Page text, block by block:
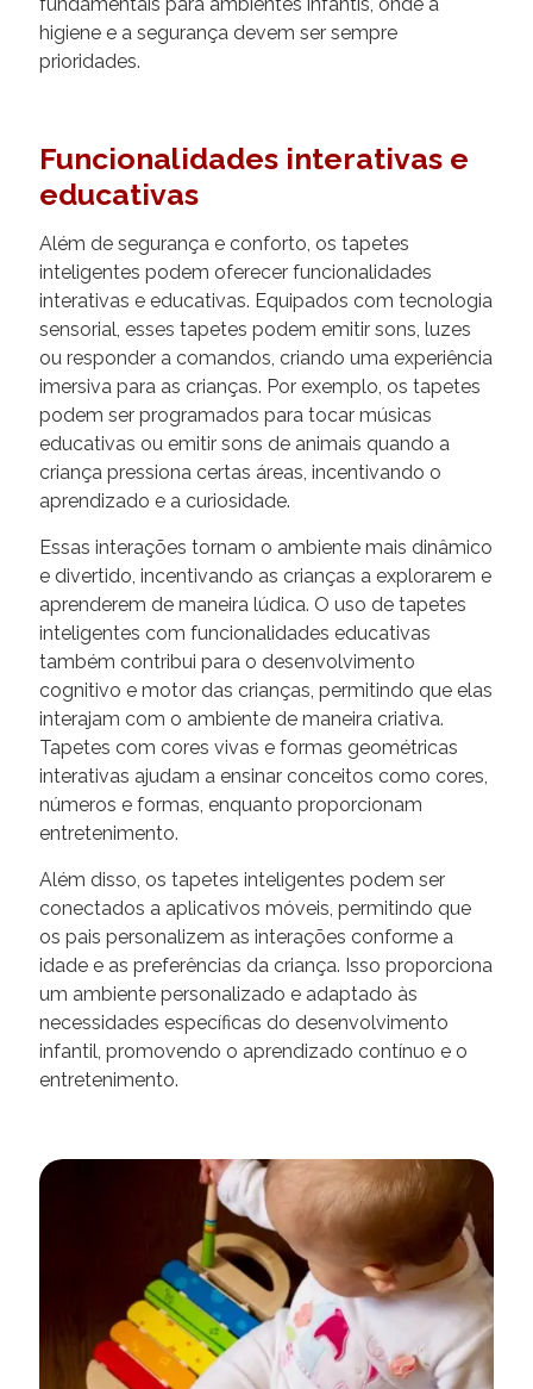
higiene e a segurança devem ser sempre
prioridades.
Funcionalidades interativas e
educativas
Além de segurança e conforto, os tapetes
inteligentes podem oferecer funcionalidades
interativas e educativas. Equipados com tecnologia
sensorial, esses tapetes podem emitir sons, luzes
ou responder a comandos, criando uma experiência
imersiva para as crianças. Por exemplo, os tapetes
podem ser programados para tocar músicas
educativas ou emitir sons de animais quando a
criança pressiona certas áreas, incentivando o
aprendizado e a curiosidade.
Essas interações tornam o ambiente mais dinâmico
e divertido, incentivando as crianças a explorarem e
aprenderem de maneira lúdica. O uso de tapetes
inteligentes com funcionalidades educativas
também contribui para o desenvolvimento
cognitivo e motor das crianças, permitindo que elas
interajam com o ambiente de maneira criativa.
Tapetes com cores vivas e formas geométricas
interativas ajudam a ensinar conceitos como cores,
números e formas, enquanto proporcionam
entretenimento.
Além disso, os tapetes inteligentes podem ser
conectados a aplicativos móveis, permitindo que
os pais personalizem as interações conforme a
idade e as preferências da criança. Isso proporciona
um ambiente personalizado e adaptado às
necessidades específicas do desenvolvimento
infantil, promovendo o aprendizado contínuo e o
entretenimento.